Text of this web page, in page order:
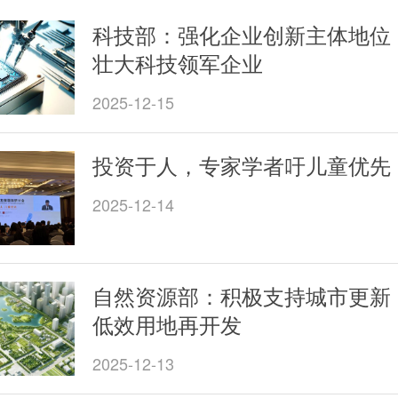
科技部：强化企业创新主体地位
壮大科技领军企业
2025-12-15
投资于人，专家学者吁儿童优先
2025-12-14
自然资源部：积极支持城市更新
低效用地再开发
2025-12-13